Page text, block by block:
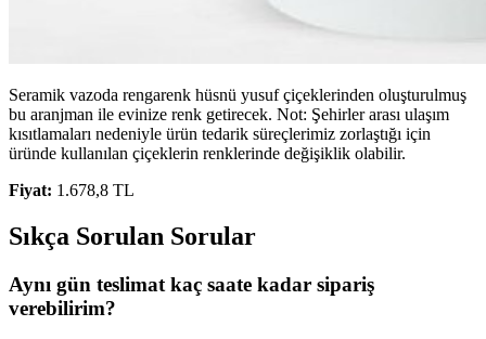
Seramik vazoda rengarenk hüsnü yusuf çiçeklerinden oluşturulmuş
bu aranjman ile evinize renk getirecek. Not: Şehirler arası ulaşım
kısıtlamaları nedeniyle ürün tedarik süreçlerimiz zorlaştığı için
üründe kullanılan çiçeklerin renklerinde değişiklik olabilir.
Fiyat: 1.678,8 TL
Sıkça Sorulan Sorular
Aynı gün teslimat kaç saate kadar sipariş
verebilirim?